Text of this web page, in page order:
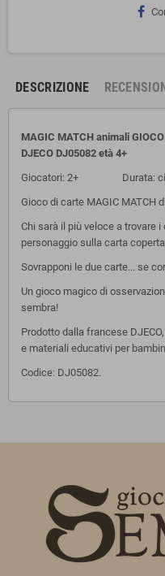
DESCRIZIONE
MAGIC MATCH animali
DJECO DJ05082 età 4+
Giocatori: 2+ Durata:
Gioco di carte MAGIC MATCH
Chi sarà il più veloce a trovare
personaggio sulla carta
Sovrapponi le due carte... se
Un gioco magico di
sembra!
Prodotto dalla francese
e materiali educativi per
Codice: DJ05082.